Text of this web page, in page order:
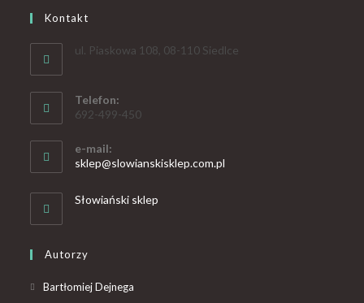
Kontakt
ul. Piaskowa 108, 08-110 Siedlce
Telefon:
692-499-450
e-mail:
sklep@slowianskisklep.com.pl
Słowiański sklep
Autorzy
Bartłomiej Dejnega